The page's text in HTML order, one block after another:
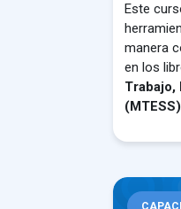
Este
manera
en los
Trabajo,
(MTESS)
Colocación